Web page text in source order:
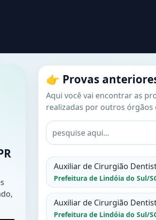
👉 Provas
Aqui você vai encontrar as
realizadas por outros órgãos
Auxiliar de Cirurgião
Prefeitura de Lindóia do Sul/
Auxiliar de Cirurgião
Prefeitura de Lindóia do Sul/